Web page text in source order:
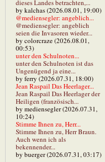
dieses Landes betrachten,...
by kalchas (2026.08.01, 19:00)
@mediensegler: angeblich...
@mediensegler: angeblich
seien die Invasoren wieder...
by colorcraze (2026.08.01,
00:53)
unter den Schulnoten...
unter den Schulnoten ist das
Ungenügend ja eine...
by ferry (2026.07.31, 18:00)
Jean Raspail Das Heerlager...
Jean Raspail Das Heerlager der
Heiligen (französisch...
by mediensegler (2026.07.31,
10:24)
Stimme Ihnen zu, Herr...
Stimme Ihnen zu, Herr Braun.
Auch wenn ich als
bekennender...
by buerger (2026.07.31, 03:17)